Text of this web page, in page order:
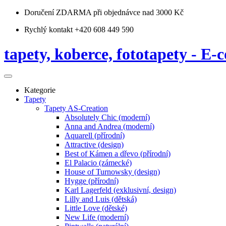
Doručení ZDARMA při objednávce nad 3000 Kč
Rychlý kontakt +420 608 449 590
tapety, koberce, fototapety - E-
Kategorie
Tapety
Tapety AS-Creation
Absolutely Chic (moderní)
Anna and Andrea (moderní)
Aquarell (přírodní)
Attractive (design)
Best of Kámen a dřevo (přírodní)
El Palacio (zámecké)
House of Turnowsky (design)
Hygge (přírodní)
Karl Lagerfeld (exklusivní, design)
Lilly and Luis (dětská)
Little Love (dětské)
New Life (moderní)